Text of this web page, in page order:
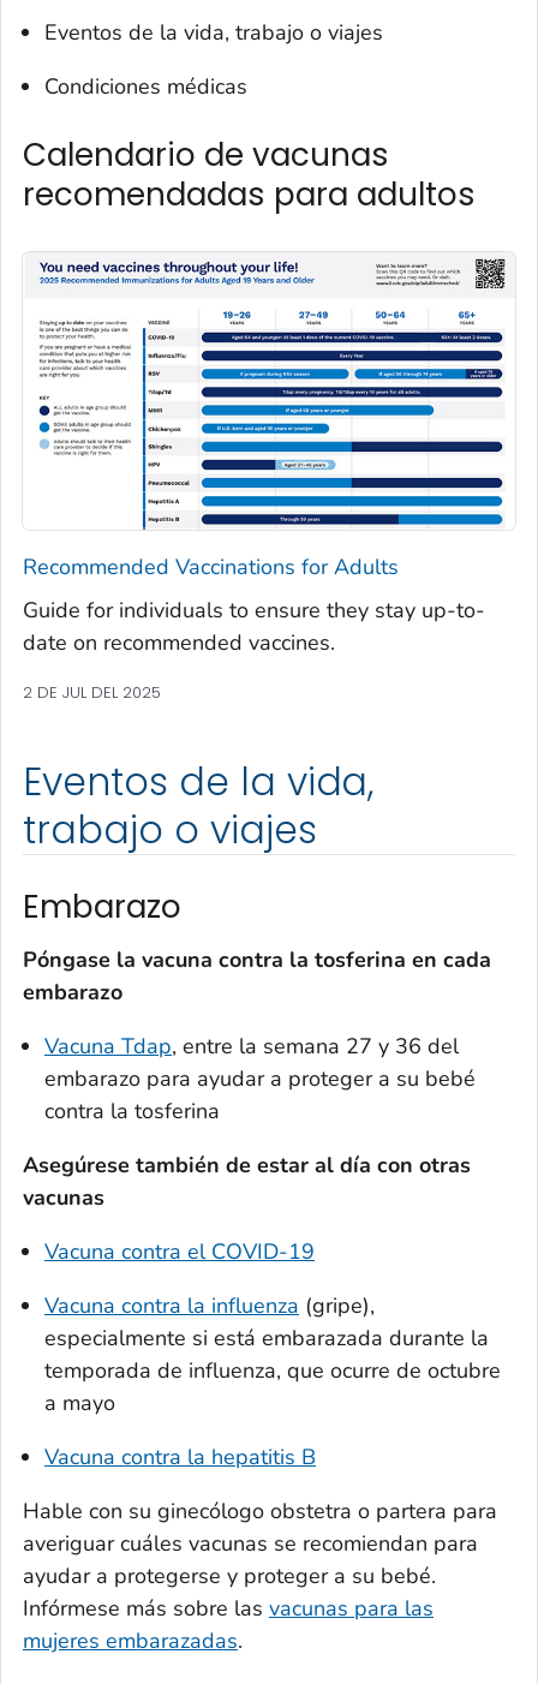
Eventos de la vida, trabajo o viajes
Condiciones médicas
Calendario de vacunas
recomendadas para adultos
Recommended Vaccinations for Adults
Guide for individuals to ensure they stay up-to-
date on recommended vaccines.
2 DE JUL DEL 2025
Eventos de la vida,
trabajo o viajes
Embarazo
Póngase la vacuna contra la tosferina en cada
embarazo
Vacuna Tdap, entre la semana 27 y 36 del
embarazo para ayudar a proteger a su bebé
contra la tosferina
Asegúrese también de estar al día con otras
vacunas
Vacuna contra el COVID-19
Vacuna contra la influenza (gripe),
especialmente si está embarazada durante la
temporada de influenza, que ocurre de octubre
a mayo
Vacuna contra la hepatitis B
Hable con su ginecólogo obstetra o partera para
averiguar cuáles vacunas se recomiendan para
ayudar a protegerse y proteger a su bebé.
Infórmese más sobre las vacunas para las
mujeres embarazadas.